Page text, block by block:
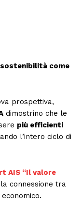
come
prospettiva,
dimostrino che le
più efficienti
l’intero ciclo di
AIS “Il valore
connessione tra